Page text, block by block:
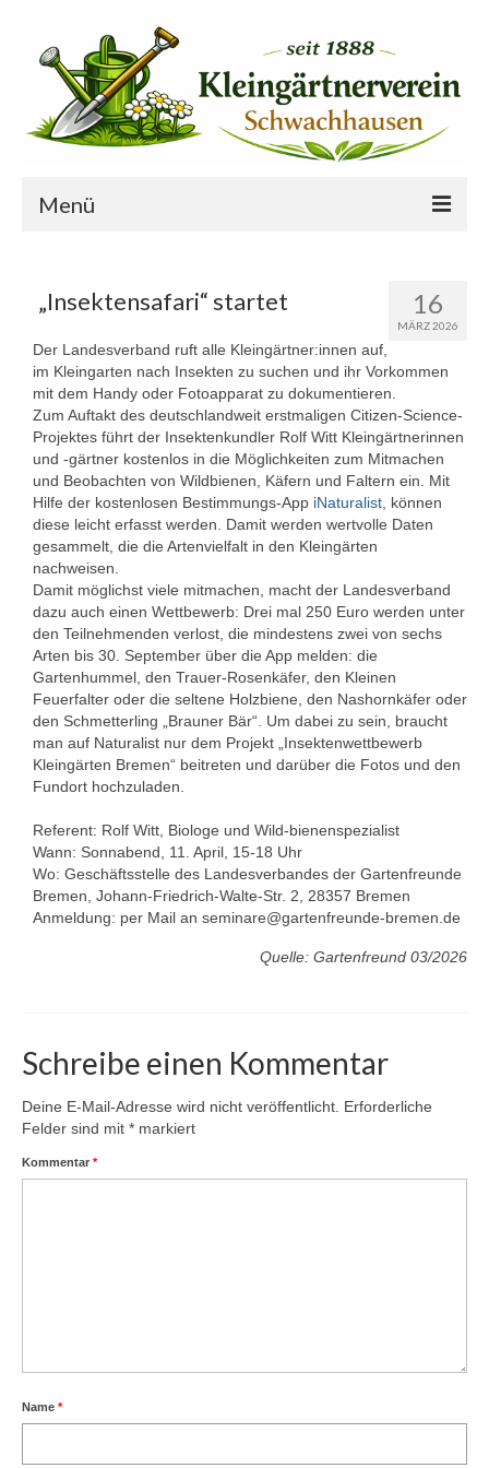
Menü
Der Verein
Ansprechpartner
Freie Gärten
Termine
Vereinsprojekte
Newsletter
Kontakt
16
MÄRZ 2026
„Insektensafari“ startet
Der Landesverband ruft alle Kleingärtner:innen auf,
im Kleingarten nach Insekten zu suchen und ihr Vorkommen
mit dem Handy oder Fotoapparat zu dokumentieren.
Zum Auftakt des deutschlandweit erstmaligen Citizen-Science-
Projektes führt der Insektenkundler Rolf Witt Kleingärtnerinnen
und -gärtner kostenlos in die Möglichkeiten zum Mitmachen
und Beobachten von Wildbienen, Käfern und Faltern ein. Mit
Hilfe der kostenlosen Bestimmungs-App iNaturalist , können
diese leicht erfasst werden. Damit werden wertvolle Daten
gesammelt, die die Artenvielfalt in den Kleingärten
nachweisen.
Damit möglichst viele mitmachen, macht der Landesverband
dazu auch einen Wettbewerb: Drei mal 250 Euro werden unter
den Teilnehmenden verlost, die mindestens zwei von sechs
Arten bis 30. September über die App melden: die
Gartenhummel, den Trauer-Rosenkäfer, den Kleinen
Feuerfalter oder die seltene Holzbiene, den Nashornkäfer oder
den Schmetterling „Brauner Bär“. Um dabei zu sein, braucht
man auf Naturalist nur dem Projekt „Insektenwettbewerb
Kleingärten Bremen“ beitreten und darüber die Fotos und den
Fundort hochzuladen.
Referent: Rolf Witt, Biologe und Wild-bienenspezialist
Wann: Sonnabend, 11. April, 15-18 Uhr
Wo: Geschäftsstelle des Landesverbandes der Gartenfreunde
Bremen, Johann-Friedrich-Walte-Str. 2, 28357 Bremen
Anmeldung: per Mail an seminare@gartenfreunde-bremen.de
Quelle: Gartenfreund 03/2026
Schreibe einen Kommentar
Deine E-Mail-Adresse wird nicht veröffentlicht. Erforderliche
Felder sind mit * markiert
Kommentar *
Name *